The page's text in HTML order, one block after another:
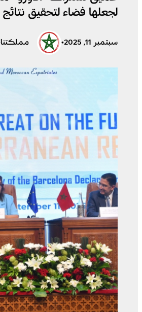
لجعلها فضاء لتحقيق
سبتمبر 11, 2025 • مملكتنا